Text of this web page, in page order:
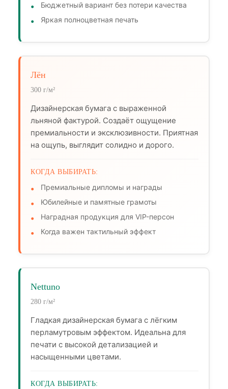
Бюджетный вариант без потери качества
Яркая полноцветная печать
Лён
300 г/м²
Дизайнерская бумага с выраженной
льняной фактурой. Создаёт ощущение
премиальности и эксклюзивности. Приятная
на ощупь, выглядит солидно и дорого.
КОГДА ВЫБИРАТЬ:
Премиальные дипломы и награды
Юбилейные и памятные грамоты
Наградная продукция для VIP-персон
Когда важен тактильный эффект
Nettuno
280 г/м²
Гладкая дизайнерская бумага с лёгким
перламутровым эффектом. Идеальна для
печати с высокой детализацией и
насыщенными цветами.
КОГДА ВЫБИРАТЬ: